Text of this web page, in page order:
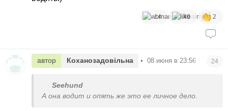
14 40 2
автор Коханозадовільна • 08 июня в 23:56 24
Seehund
А она водит и опять же это ее личное дело.